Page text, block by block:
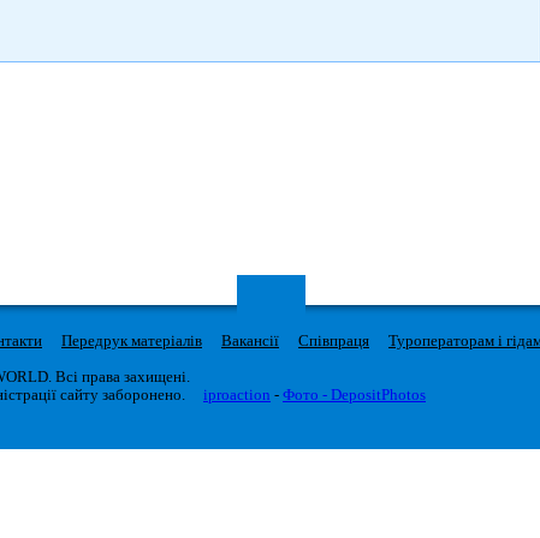
Передрук матеріалів Вакансії Співпраця Туроператорам і
Всі права захищені.
сайту заборонено.
iproaction - Фото - DepositPhotos